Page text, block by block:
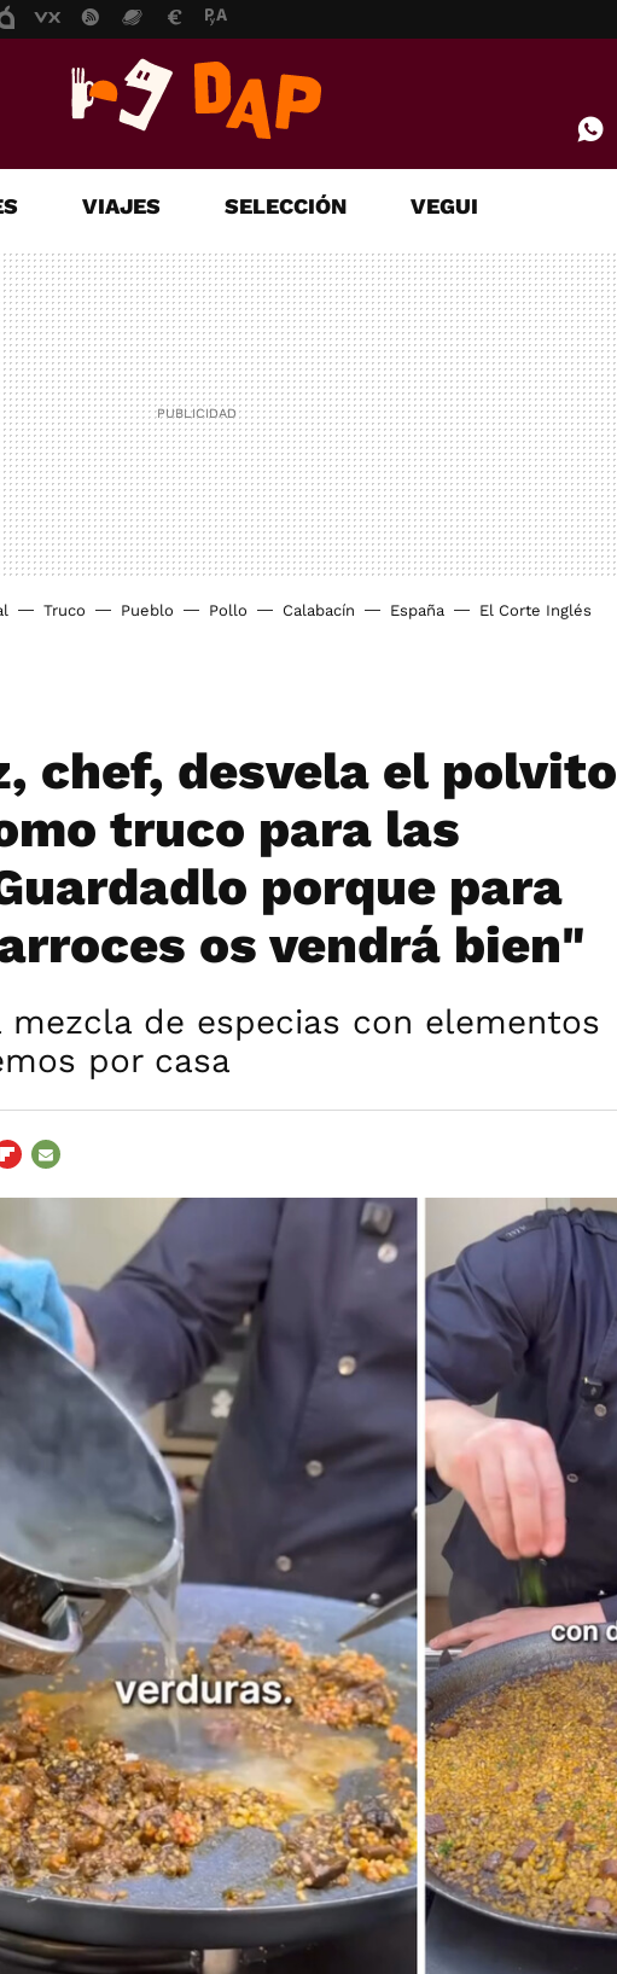
VIAJES SELECCIÓN VEGUI
Truco Pueblo Pollo Calabacín España El Corte Inglés
chef, desvela el polvito
truco para las
porque para
os vendrá bien"
mezcla de especias con elementos
por casa